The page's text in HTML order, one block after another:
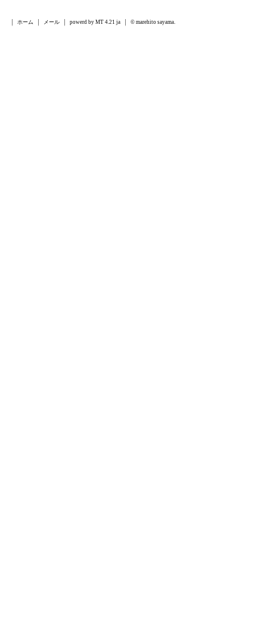
ホーム メール powerd by MT 4.21 ja © marehito sayama.